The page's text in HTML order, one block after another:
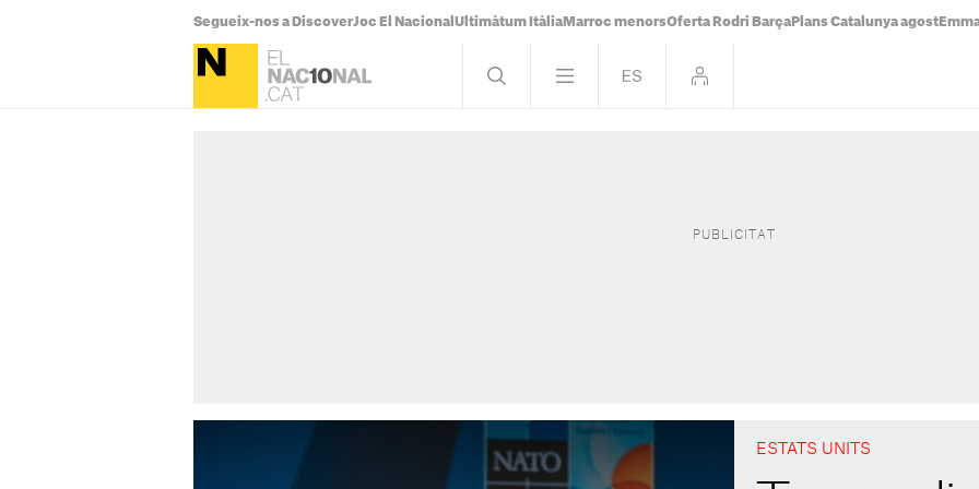
Segueix-nos a DiscoverJoc El Nacional Ultimàtum Itàlia Marroc menorsOferta Rodri Barça Plans Catalunya agost
ESTATS UNITS